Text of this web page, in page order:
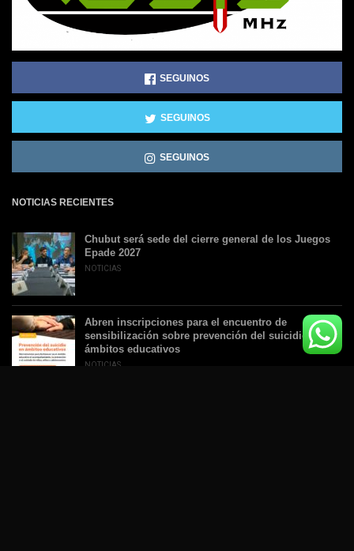
SEGUINOS
SEGUINOS
SEGUINOS
NOTICIAS RECIENTES
Chubut será sede del cierre general de los Juegos
Epade 2027
NOTICIAS
Abren inscripciones para el encuentro de
sensibilización sobre prevención del suicidio en
ámbitos educativos
NOTICIAS